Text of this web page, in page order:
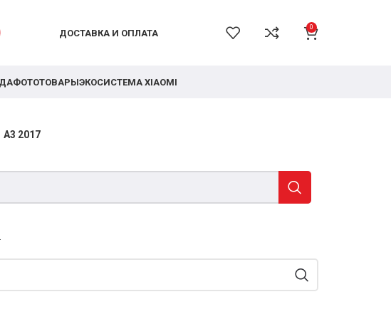
ДОСТАВКА И ОПЛАТА
0
ФОТОТОВАРЫЭКОСИСТЕМА XIAOMI
A3 2017